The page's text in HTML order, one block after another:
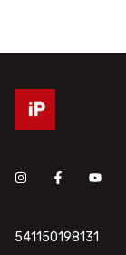
541150198131